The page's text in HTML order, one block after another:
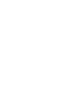
のような発言。
史上最高益」当
？